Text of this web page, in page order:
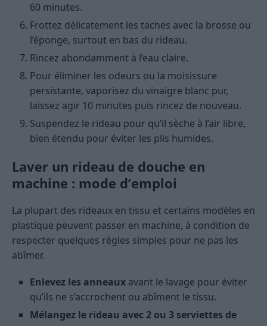
60 minutes.
Frottez délicatement les taches avec la brosse ou
l’éponge, surtout en bas du rideau.
Rincez abondamment à l’eau claire.
Pour éliminer les odeurs ou la moisissure
persistante, vaporisez du vinaigre blanc pur,
laissez agir 10 minutes puis rincez de nouveau.
Suspendez le rideau pour qu’il sèche à l’air libre,
bien étendu pour éviter les plis humides.
Laver un rideau de douche en
machine : mode d’emploi
La plupart des rideaux en tissu et certains modèles en
plastique peuvent passer en machine, à condition de
respecter quelques règles simples pour ne pas les
abîmer.
Enlevez les anneaux avant le lavage pour éviter
qu’ils ne s’accrochent ou abîment le tissu.
Mélangez le rideau avec 2 ou 3 serviettes de